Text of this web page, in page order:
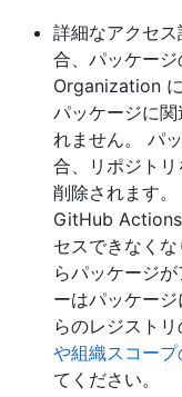
詳細なアクセ
合、パッケー
Organization
パッケージに
れません。 パ
合、リポジト
削除されます
GitHub Actions
セスできなく
らパッケージ
ーはパッケー
らのレジスト
や組織スコー
てください。